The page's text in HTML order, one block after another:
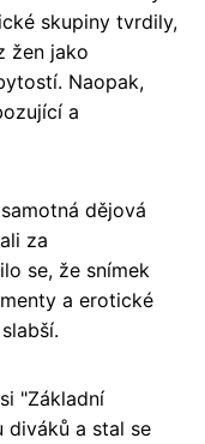
skupiny tvrdily,
žen jako
Naopak,
a
dějová
za
se, že snímek
a erotické
"Základní
diváků a stal se